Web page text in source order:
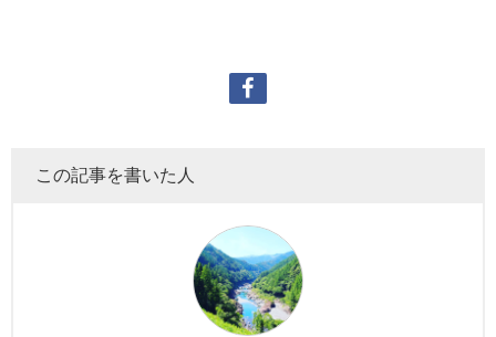
この記事を書いた人